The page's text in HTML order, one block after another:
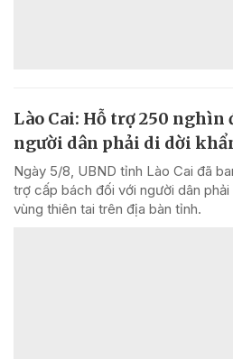
Lào Cai: Hỗ trợ 250
người dân phải di dời
Ngày 5/8, UBND tỉnh Lào Cai đã
trợ cấp bách đối với người dân
vùng thiên tai trên địa bàn tỉnh.